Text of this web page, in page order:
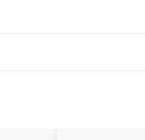
une solution